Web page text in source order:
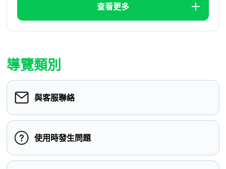
查看更多
導覽類別
與客服聯絡
使用時發生問題